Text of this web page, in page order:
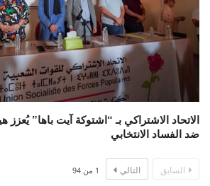
الاتحاد الاشتراكي بـ “اشتوكة آيت باها” يُعزز
ضد الفساد الانتخابي
السابق التالي 1 من 94